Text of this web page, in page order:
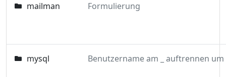
mailman Formulierung
mysql